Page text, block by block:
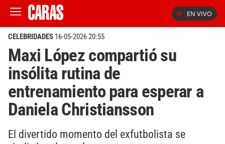
EN VIVO
CELEBRIDADES 16-05-2026 20:55
Maxi López compartió su
insólita rutina de
entrenamiento para esperar a
Daniela Christiansson
El divertido momento del exfutbolista se